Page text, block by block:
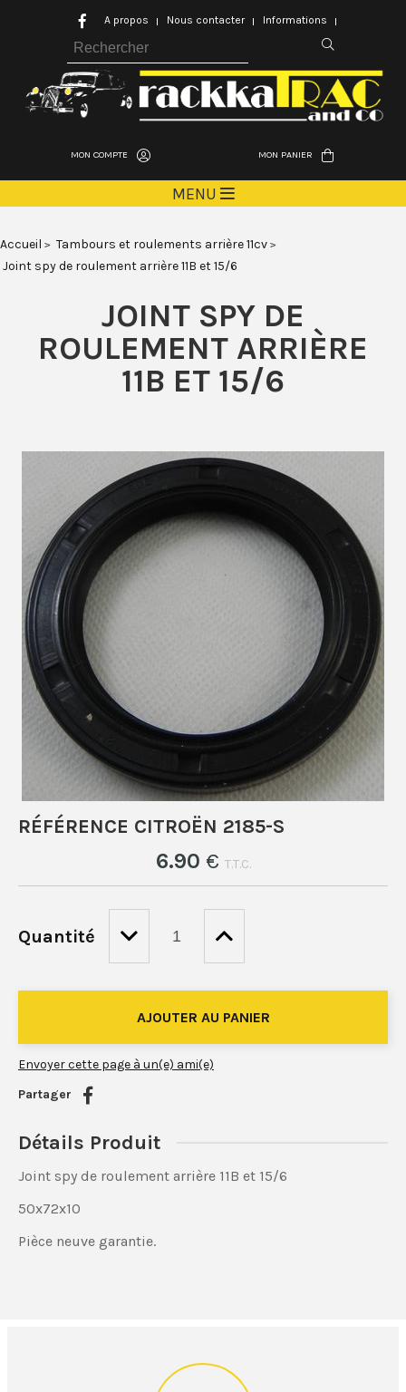
MON COMPTE MON PANIER
MENU
Accueil
Tambours et roulements arrière 11cv
Joint spy de roulement arrière 11B et 15/6
JOINT SPY DE
ROULEMENT ARRIÈRE
11B ET 15/6
RÉFÉRENCE CITROËN 2185-S
6.90 € T.T.C.
Quantité
Envoyer cette page à un(e) ami(e)
Partager
Détails Produit
Joint spy de roulement arrière 11B et 15/6
50x72x10
Pièce neuve garantie.
A propos Nous contacter Informations